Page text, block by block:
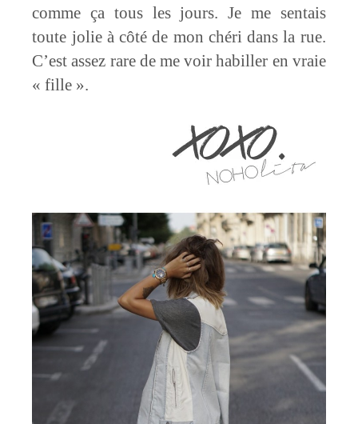
comme ça tous les jours. Je me sentais
toute jolie à côté de mon chéri dans la rue.
C’est assez rare de me voir habiller en vraie
« fille ».